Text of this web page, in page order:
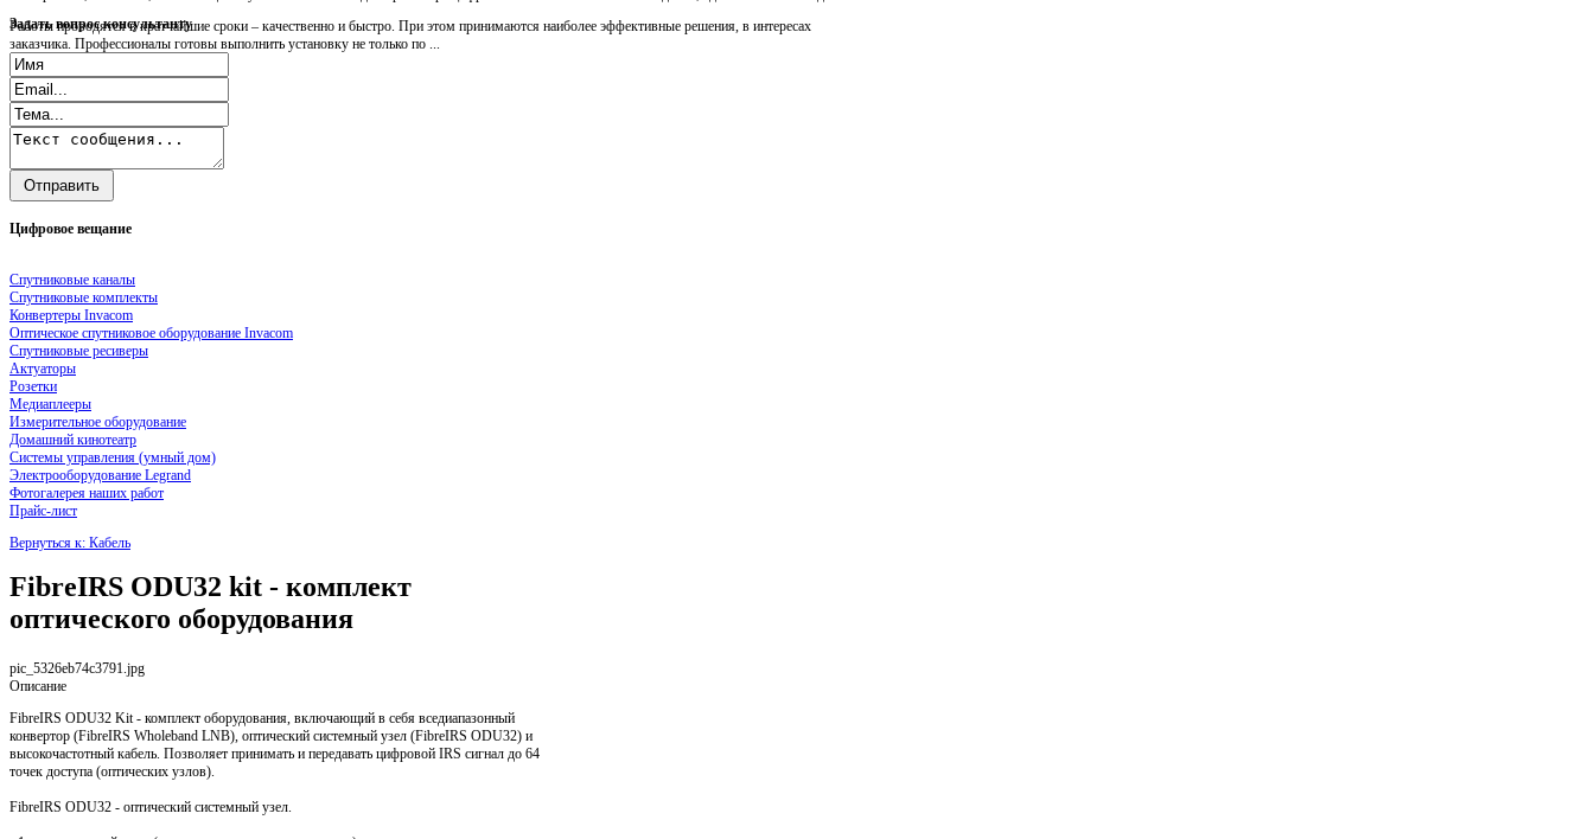
Работы проводятся в кратчайшие сроки – качественно и быстро. При этом принимаются наиболее эффективные решения, в интересах
заказчика. Профессионалы готовы выполнить установку не только по ...
Задатьвопрос консультанту
Цифровое вещание
Спутниковые каналы
Спутниковые комплекты
Конвертеры Invacom
Оптическое спутниковое оборудование Invacom
Спутниковые ресиверы
Актуаторы
Розетки
Медиаплееры
Измерительное оборудование
Домашний кинотеатр
Системы управления (умный дом)
Электрооборудование Legrand
Фотогалерея наших работ
Прайс-лист
Вернуться к: Кабель
FibreIRS ODU32 kit - комплект
оптического оборудования
pic_5326eb74c3791.jpg
Описание
FibreIRS ODU32 Kit - комплект оборудования, включающий в себя вседиапазонный
конвертор (FibreIRS Wholeband LNB), оптический системный узел (FibreIRS ODU32) и
высокочастотный кабель. Позволяет принимать и передавать цифровой IRS сигнал до 64
точек доступа (оптических узлов).
FibreIRS ODU32 - оптический системный узел.